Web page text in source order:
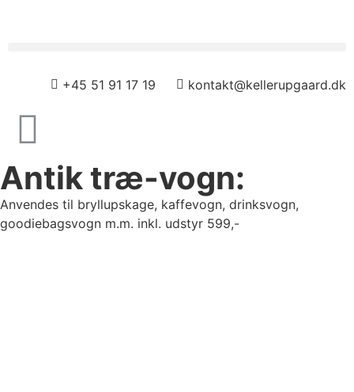
+45 51 91 17 19 kontakt@kellerupgaard.dk
Antik træ-vogn:
Anvendes til bryllupskage, kaffevogn, drinksvogn,
goodiebagsvogn m.m. inkl. udstyr 599,-